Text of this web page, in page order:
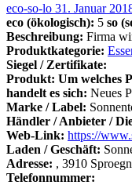
eco-so-lo 31. Januar
eco (ökologisch): 5 so
Beschreibung: Firma
Produktkategorie:
Siegel / Zertifikate:
Produkt: Um welches
handelt es sich: Neues
Marke / Label:
Händler / Anbieter /
Web-Link: https://
Laden / Geschäft:
Adresse: , 3910
Telefonnummer: